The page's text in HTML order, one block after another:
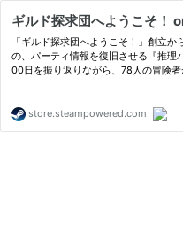
ギルド探求団へようこそ！
「ギルド探求団へようこそ！」創立
の、パーティ情報を復旧させる『推理
00日を振り返りながら、78人の冒険
store.steampowered.com